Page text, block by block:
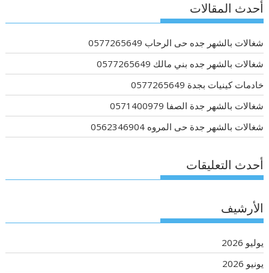
أحدث المقالات
شغالات بالشهر جده حى الرحاب 0577265649
شغالات بالشهر جده بني مالك 0577265649
خادمات كينيات بجدة 0577265649
شغالات بالشهر جدة الصفا 0571400979
شغالات بالشهر جدة حى المروه 0562346904
أحدث التعليقات
الأرشيف
يوليو 2026
يونيو 2026